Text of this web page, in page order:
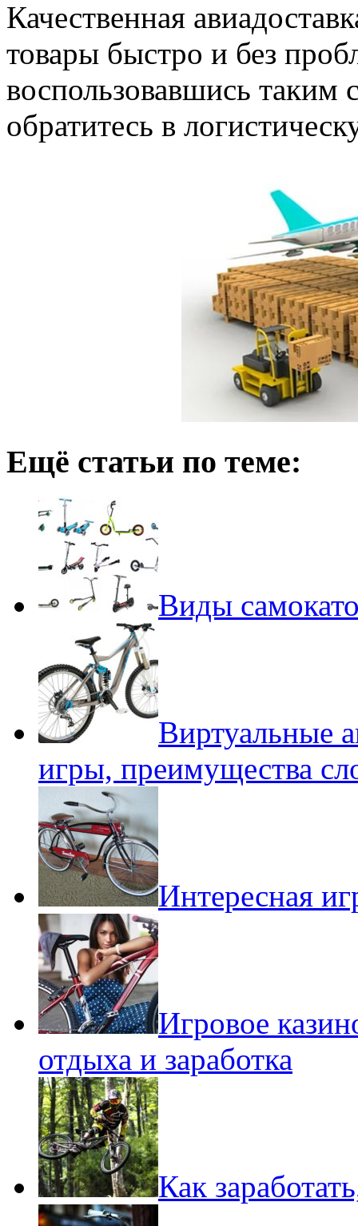
Качественная
товары быстро и без
воспользовавшись таким
обратитесь в
Ещё статьи по теме:
Виды
Виртуальные
игры, преимущества
Интересная
Игровое
отдыха и заработка
Как